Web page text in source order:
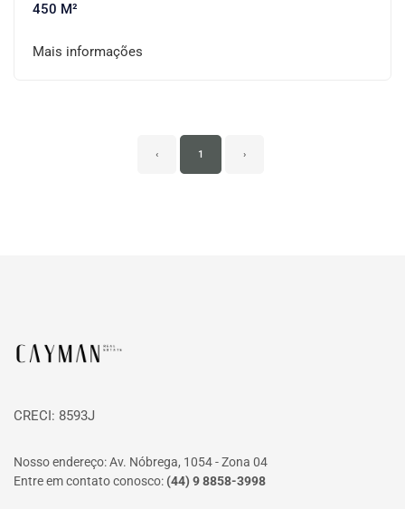
450 M²
Mais informações
‹ 1 ›
Página inicial
CRECI: 8593J
Nosso endereço: Av. Nóbrega, 1054 - Zona 04
Entre em contato conosco: (44) 9 8858-3998